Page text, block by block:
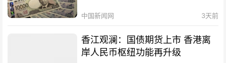
中国新闻网 3天前
香江观澜：国债期货上市 香港离
岸人民币枢纽功能再升级